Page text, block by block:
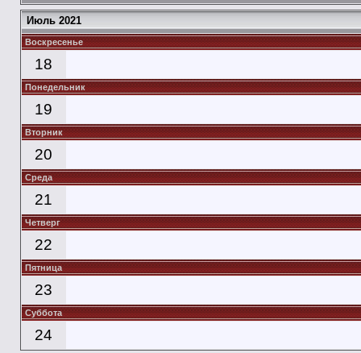
Июль 2021
Воскресенье
18
Понедельник
19
Вторник
20
Среда
21
Четверг
22
Пятница
23
Суббота
24